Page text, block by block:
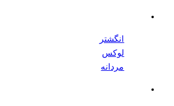
انگشتر
لوکس
مردانه